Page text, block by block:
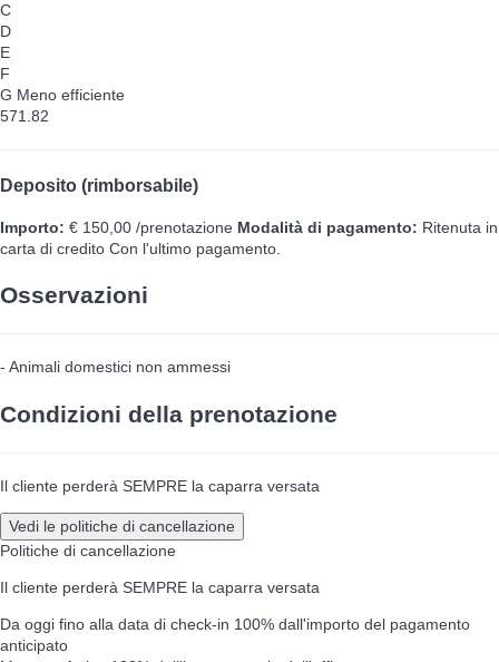
C
D
E
F
G Meno efficiente
571.82
Deposito (rimborsabile)
Importo: € 150,00 /prenotazione Modalità di pagamento: Ritenuta in
carta di credito Con l'ultimo pagamento.
Osservazioni
- Animali domestici non ammessi
Condizioni della prenotazione
Il cliente perderà SEMPRE la caparra versata
Vedi le politiche di cancellazione
Politiche di cancellazione
Il cliente perderà SEMPRE la caparra versata
Da oggi fino alla data di check-in 100% dall'importo del pagamento
anticipato